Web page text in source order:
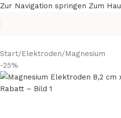
Zur Navigation springen Zum
Start/Elektroden/Magnesium
-25%